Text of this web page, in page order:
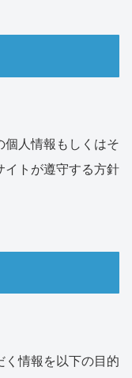
個人情報もしくはそ
イトが遵守する方針
く情報を以下の目的